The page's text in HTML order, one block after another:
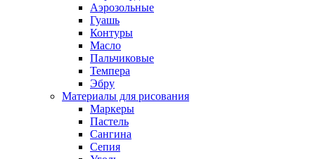
Аэрозольные
Гуашь
Контуры
Масло
Пальчиковые
Темпера
Эбру
Материалы для рисования
Маркеры
Пастель
Сангина
Сепия